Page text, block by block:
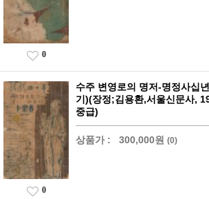
0
수주 변영로의 명저-명정사십
기)(장정;김용환,서울신문사,
중급)
상품가 : 300,000원 (0)
0